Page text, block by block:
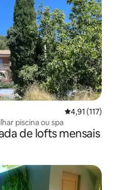
4,91 de uma
4,91 (117)
piscina ou spa
de lofts mensais